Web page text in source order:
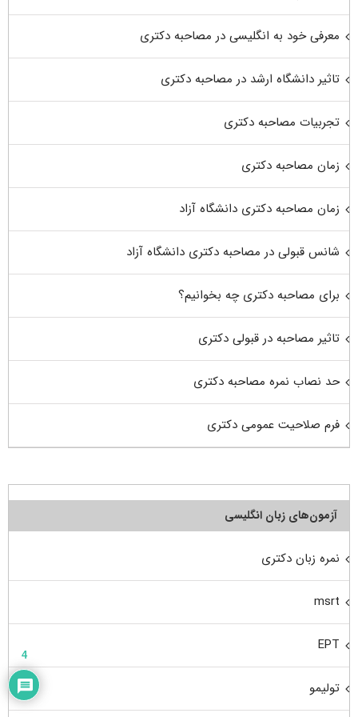
معرفی خود به انگلیسی در مصاحبه دکتری
تاثیر دانشگاه ارشد در مصاحبه دکتری
تجربیات مصاحبه دکتری
زمان مصاحبه دکتری
زمان مصاحبه دکتری دانشگاه آزاد
شانس قبولی در مصاحبه دکتری دانشگاه آزاد
برای مصاحبه دکتری چه بخوانیم؟
تاثیر مصاحبه در قبولی دکتری
حد نصاب نمره مصاحبه دکتری
فرم صلاحیت عمومی دکتری
آزمون‌های زبان انگلیسی
نمره زبان دکتری
msrt
EPT
تولیمو
4